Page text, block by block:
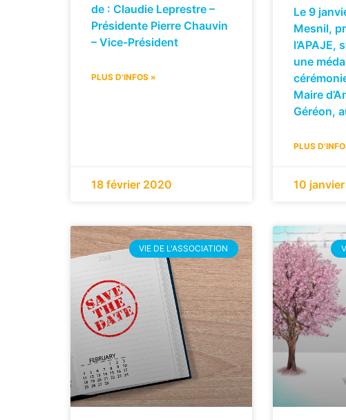
de : Claudie Leprestre –
Présidente Pierre Chauvin
– Vice-Président
PLUS D'INFOS »
18 février 2020
Le 9
Mesnil,
l’APAJE,
une
Maire
Géréon,
PLUS
10
VIE DE L'ASSOCIATION